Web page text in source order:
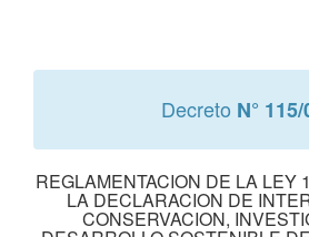
Decreto N°
REGLAMENTACION DE LA LEY
LA DECLARACION DE
CONSERVACION,